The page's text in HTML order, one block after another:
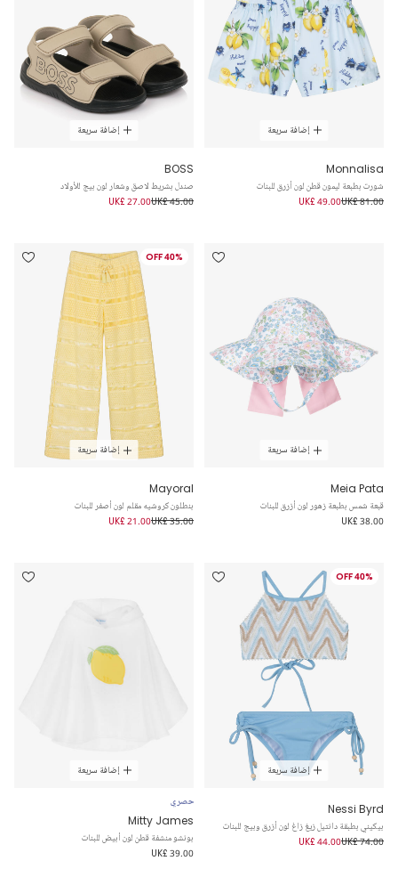
إضافة سريعة
Monnalisa
شورت بطبعة ليمون قطن لون أزرق للبنات
UK£ 81.00
UK£ 49.00
إضافة سريعة
BOSS
صندل بشريط لاصق وشعار لون بيج للأولاد
UK£ 45.00
UK£ 27.00
إضافة سريعة
Meia Pata
قبعة شمس بطبعة زهور لون أزرق للبنات
UK£ 38.00
40% OFF
إضافة سريعة
Mayoral
بنطلون كروشيه مقلم لون أصفر للبنات
UK£ 35.00
UK£ 21.00
40% OFF
إضافة سريعة
Nessi Byrd
بيكيني بطبقة دانتيل زيغ زاغ لون أزرق وبيج للبنات
UK£ 74.00
UK£ 44.00
إضافة سريعة
حصري
Mitty James
بونشو منشفة قطن لون أبيض للبنات
UK£ 39.00